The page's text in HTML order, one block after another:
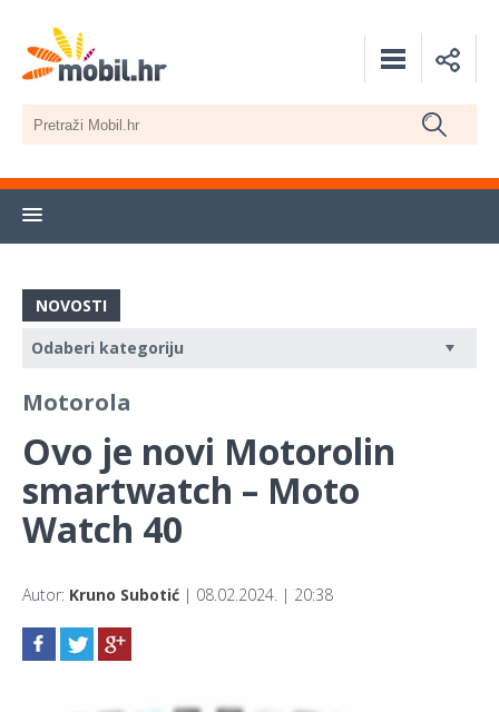
NOVOSTI
Motorola
Ovo je novi Motorolin
smartwatch – Moto
Watch 40
Autor: Kruno Subotić | 08.02.2024. | 20:38